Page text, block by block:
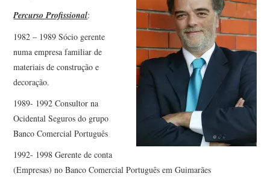
POLÍTICA DE
PRIVACIDADE
Percurso Profissional:
1982 – 1989 Sócio gerente
numa empresa familiar de
materiais de construção e
decoração.
1989- 1992 Consultor na
Ocidental Seguros do grupo
Banco Comercial Português
1992- 1998 Gerente de conta
(Empresas) no Banco Comercial Português em Guimarães